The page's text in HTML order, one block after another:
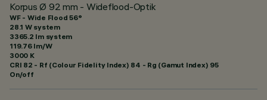
Korpus Ø 92 mm - Wideflood-Optik
WF - Wide Flood 56°
28.1 W system
3365.2 lm system
119.76 lm/W
3000 K
CRI 82 - Rf (Colour Fidelity Index) 84 - Rg (Gamut Index) 95
On/off